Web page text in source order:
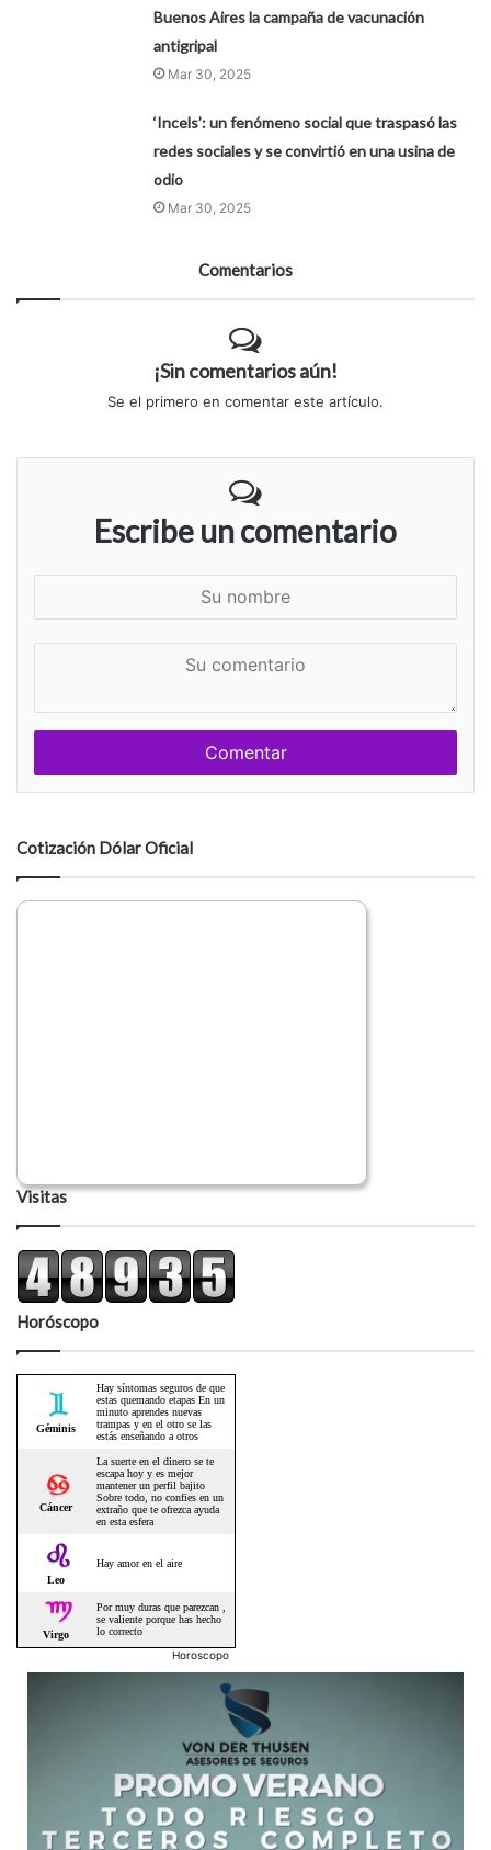
Buenos Aires la campaña de vacunación
antigripal
Mar 30, 2025
‘Incels’: un fenómeno social que traspasó las
redes sociales y se convirtió en una usina de
odio
Mar 30, 2025
Comentarios
¡Sin comentarios aún!
Se el primero en comentar este artículo.
Escribe un comentario
e
n
a
i
o
Cotización Dólar Oficial
Visitas
Horóscopo
Horoscopo